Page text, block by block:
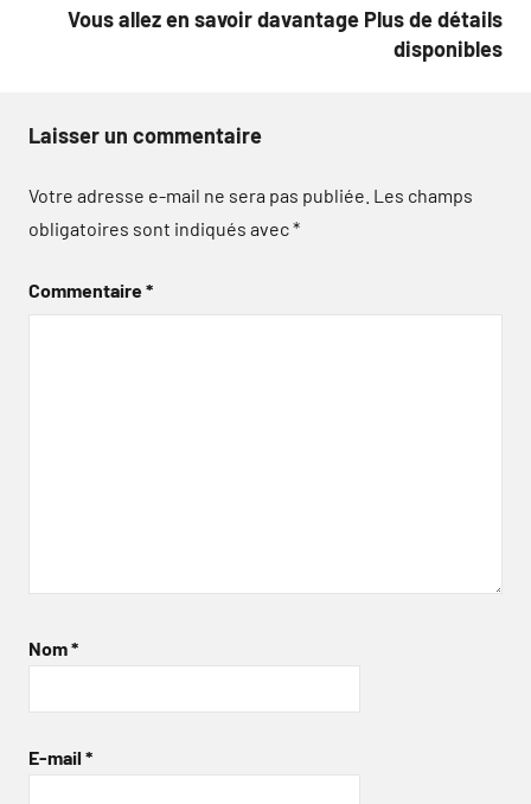
Vous allez en savoir davantage Plus de détails
disponibles
Laisser un commentaire
Votre adresse e-mail ne sera pas publiée. Les champs
obligatoires sont indiqués avec*
Commentaire*
Nom*
E-mail *